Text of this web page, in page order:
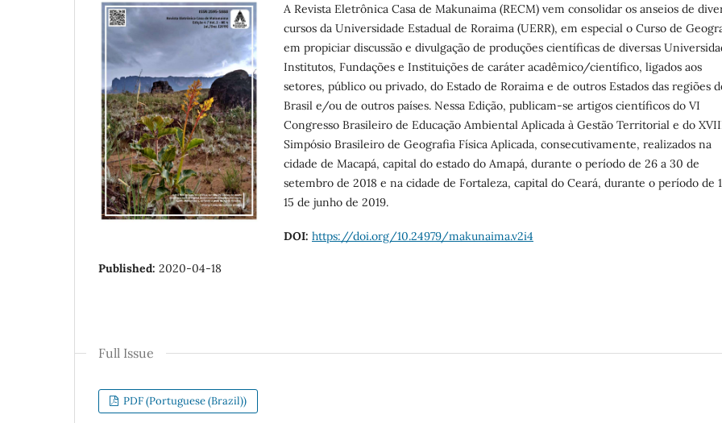
A Revista Eletrônica Casa de Makunaima (RECM) vem consolidar os anseios de
cursos da Universidade Estadual de Roraima (UERR), em especial o Curso de
em propiciar discussão e divulgação de produções científicas de diversas
Institutos, Fundações e Instituições de caráter acadêmico/científico, ligados aos
setores, público ou privado, do Estado de Roraima e de outros Estados das regiões
Brasil e/ou de outros países. Nessa Edição, publicam-se artigos científicos do VI
Congresso Brasileiro de Educação Ambiental Aplicada à Gestão Territorial e do
Simpósio Brasileiro de Geografia Física Aplicada, consecutivamente, realizados na
cidade de Macapá, capital do estado do Amapá, durante o período de 26 a 30 de
setembro de 2018 e na cidade de Fortaleza, capital do Ceará, durante o período de
15 de junho de 2019.
DOI: https://doi.org/10.24979/makunaima.v2i4
Published: 2020-04-18
Full Issue
PDF (Portuguese (Brazil))